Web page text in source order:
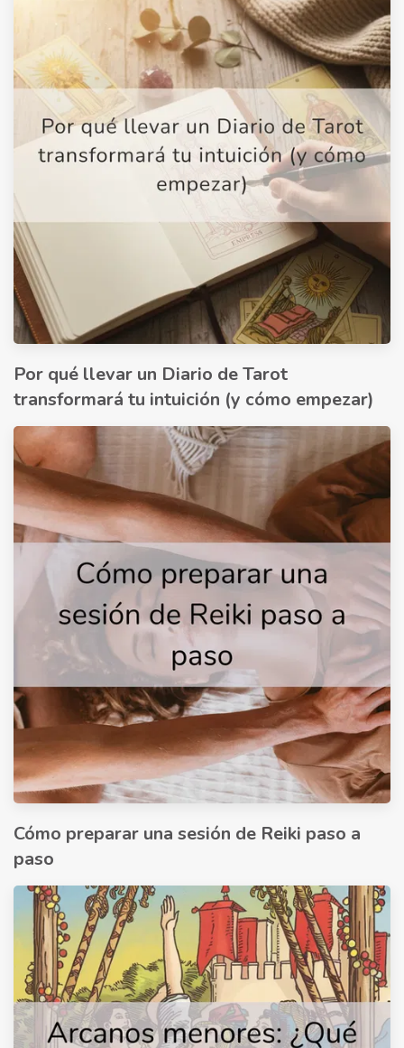
Por qué llevar un Diario de Tarot
transformará tu intuición (y cómo empezar)
Cómo preparar una sesión de Reiki paso a
paso